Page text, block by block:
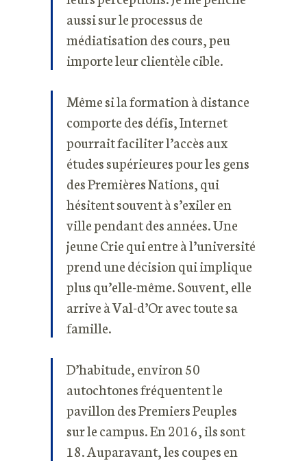
aussi sur le processus de
médiatisation des cours, peu
importe leur clientèle cible.
Même si la formation à distance
comporte des défis, Internet
pourrait faciliter l’accès aux
études supérieures pour les gens
des Premières Nations, qui
hésitent souvent à s’exiler en
ville pendant des années. Une
jeune Crie qui entre à l’université
prend une décision qui implique
plus qu’elle-même. Souvent, elle
arrive à Val-d’Or avec toute sa
famille.
D’habitude, environ 50
autochtones fréquentent le
pavillon des Premiers Peuples
sur le campus. En 2016, ils sont
18. Auparavant, les coupes en